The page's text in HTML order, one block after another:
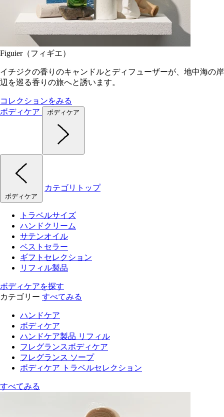
Figuier（フィギエ）
イチジクの香りのキャンドルとディフューザーが、地中海の岸
辺を巡る香りの旅へと誘います。
コレクションをみる
ボディケア
ボディケア
ボディケア
カテゴリトップ
トラベルサイズ
ハンドクリーム
サテンオイル
ベストセラー
ギフトセレクション
リフィル製品
ボディケアを探す
カテゴリー すべてみる
ハンドケア
ボディケア
ハンドケア製品 リフィル
フレグランスボディケア
フレグランス ソープ
ボディケア トラベルセレクション
すべてみる